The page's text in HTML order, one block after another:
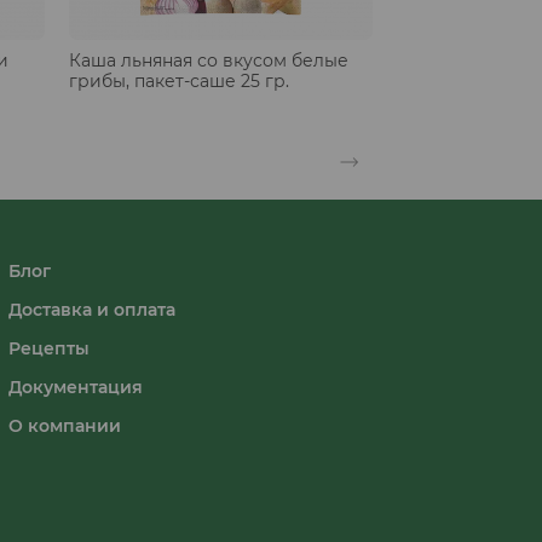
Каша льняная со вкусом белые
грибы, пакет-саше 25 гр.
Блог
Доставка и оплата
Рецепты
Документация
О компании